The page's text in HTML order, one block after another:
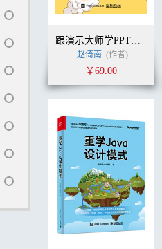
跟演示大师学PPT——6步轻松提升职场竞争力
赵倚南 (作者)
￥69.00